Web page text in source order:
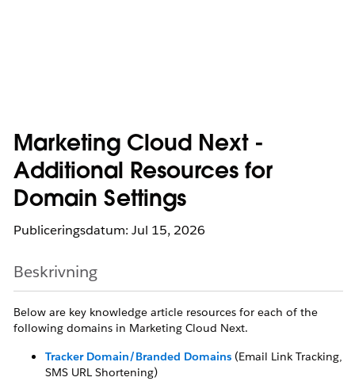
Marketing Cloud Next -
Additional Resources for
Domain Settings
Publiceringsdatum: Jul 15, 2026
Beskrivning
Below are key knowledge article resources for each of the
following domains in Marketing Cloud Next.
Tracker Domain/Branded Domains (Email Link Tracking,
SMS URL Shortening)